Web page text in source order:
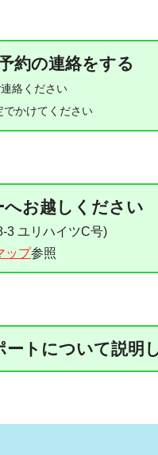
約の連絡をする
絡ください
かけてください
お越しください
3 ユリハイツC号)
ップ参照
トについて説明